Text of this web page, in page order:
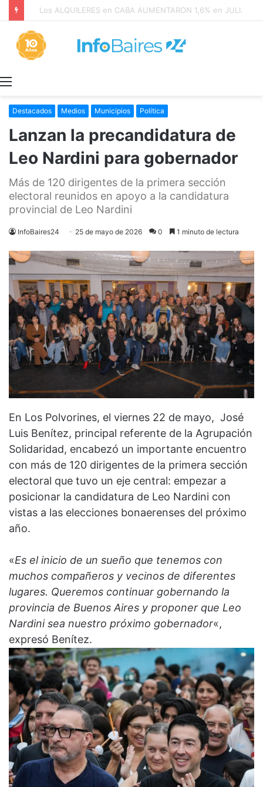
Los ALQUILERES en CABA AUMENTARON 1,6% en JULIO: 17,5% en 2026
Destacados Medios Municipios Política
Lanzan la precandidatura de
Leo Nardini para gobernador
Más de 120 dirigentes de la primera sección
electoral reunidos en apoyo a la candidatura
provincial de Leo Nardini
InfoBaires24 25 de mayo de 2026 0 1 minuto de lectura
En Los Polvorines, el viernes 22 de mayo, José
Luis Benítez, principal referente de la Agrupación
Solidaridad, encabezó un importante encuentro
con más de 120 dirigentes de la primera sección
electoral que tuvo un eje central: empezar a
posicionar la candidatura de Leo Nardini con
vistas a las elecciones bonaerenses del próximo
año.
«Es el inicio de un sueño que tenemos con
muchos compañeros y vecinos de diferentes
lugares. Queremos continuar gobernando la
provincia de Buenos Aires y proponer que Leo
Nardini sea nuestro próximo gobernador«,
expresó Benítez.